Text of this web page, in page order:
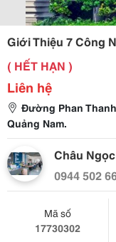
Giới Thiệu 7 Công
( HẾT HẠN )
Liên hệ
Đường Phan
Quảng Nam.
Châu
0944 502
Mã số
17730302